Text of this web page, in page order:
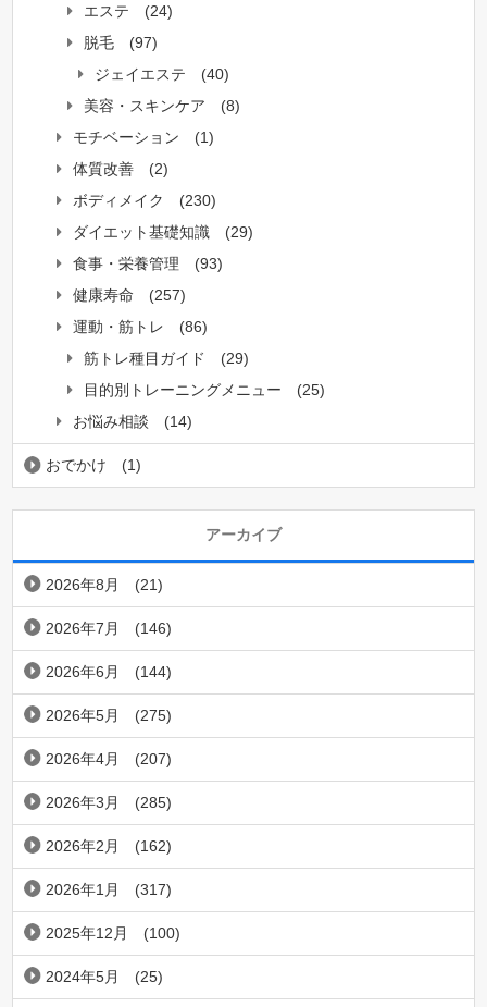
エステ
(24)
脱毛
(97)
ジェイエステ
(40)
美容・スキンケア
(8)
モチベーション
(1)
体質改善
(2)
ボディメイク
(230)
ダイエット基礎知識
(29)
食事・栄養管理
(93)
健康寿命
(257)
運動・筋トレ
(86)
筋トレ種目ガイド
(29)
目的別トレーニングメニュー
(25)
お悩み相談
(14)
おでかけ (1)
アーカイブ
2026年8月 (21)
2026年7月 (146)
2026年6月 (144)
2026年5月 (275)
2026年4月 (207)
2026年3月 (285)
2026年2月 (162)
2026年1月 (317)
2025年12月 (100)
2024年5月 (25)